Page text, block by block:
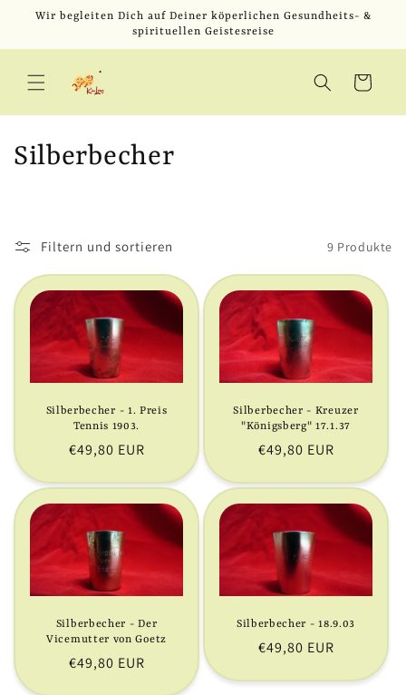
zum
Wir begleiten Dich auf Deiner köperlichen Gesundheits- &
spirituellen Geistesreise
Warenkorb
K
t
g
e
:
Silberbecher
Filtern und sortieren 9 Produkte
Silberbecher - 1. Preis
Tennis 1903.
Normaler
€49,80 EUR
Silberbecher - Kreuzer
"Königsberg" 17.1.37
Normaler
€49,80 EUR
Silberbecher - Der
Vicemutter von Goetz
Normaler
€49,80 EUR
Silberbecher - 18.9.03
Normaler
€49,80 EUR